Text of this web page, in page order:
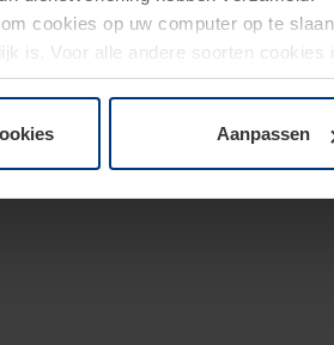
cookies op uw computer op te
is. Voor alle andere soorten
cookies op pagina
Aanpassen